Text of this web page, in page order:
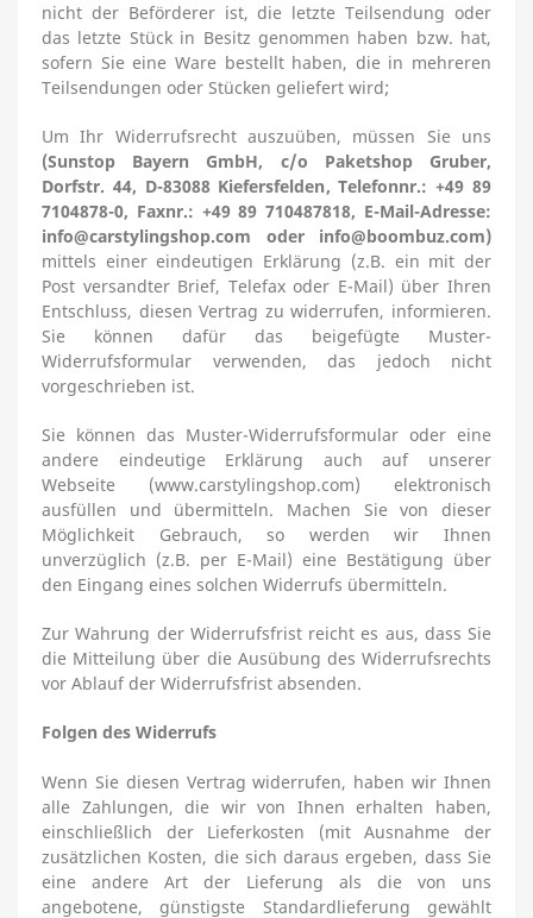
nicht der Beförderer ist, die letzte Teilsendung oder
das letzte Stück in Besitz genommen haben bzw. hat,
sofern Sie eine Ware bestellt haben, die in mehreren
Teilsendungen oder Stücken geliefert wird;
Um Ihr Widerrufsrecht auszuüben, müssen Sie uns
(Sunstop Bayern GmbH, c/o Paketshop Gruber,
Dorfstr. 44, D-83088 Kiefersfelden, Telefonnr.: +49 89
7104878-0, Faxnr.: +49 89 710487818, E-Mail-Adresse:
info@carstylingshop.com oder info@boombuz.com)
mittels einer eindeutigen Erklärung (z.B. ein mit der
Post versandter Brief, Telefax oder E-Mail) über Ihren
Entschluss, diesen Vertrag zu widerrufen, informieren.
Sie können dafür das beigefügte Muster-
Widerrufsformular verwenden, das jedoch nicht
vorgeschrieben ist.
Sie können das Muster-Widerrufsformular oder eine
andere eindeutige Erklärung auch auf unserer
Webseite (www.carstylingshop.com) elektronisch
ausfüllen und übermitteln. Machen Sie von dieser
Möglichkeit Gebrauch, so werden wir Ihnen
unverzüglich (z.B. per E-Mail) eine Bestätigung über
den Eingang eines solchen Widerrufs übermitteln.
Zur Wahrung der Widerrufsfrist reicht es aus, dass Sie
die Mitteilung über die Ausübung des Widerrufsrechts
vor Ablauf der Widerrufsfrist absenden.
Folgen des Widerrufs
Wenn Sie diesen Vertrag widerrufen, haben wir Ihnen
alle Zahlungen, die wir von Ihnen erhalten haben,
einschließlich der Lieferkosten (mit Ausnahme der
zusätzlichen Kosten, die sich daraus ergeben, dass Sie
eine andere Art der Lieferung als die von uns
angebotene, günstigste Standardlieferung gewählt